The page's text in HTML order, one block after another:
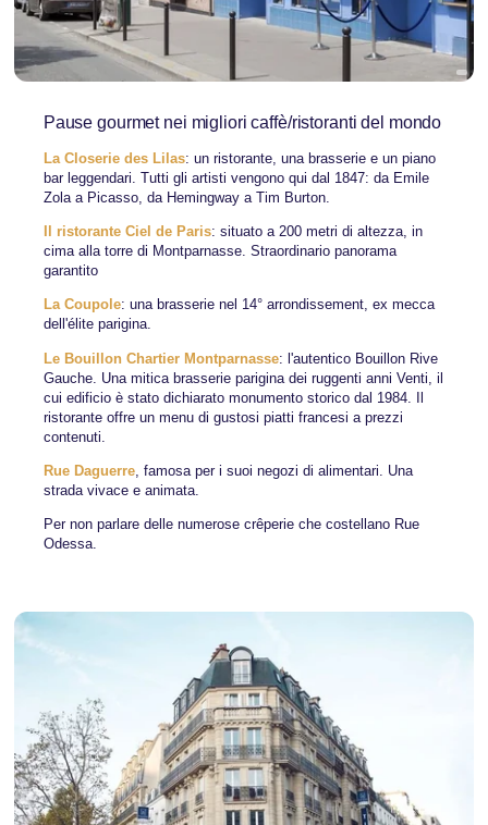
Pause gourmet nei migliori caffè/ristoranti del mondo
La Closerie des Lilas: un ristorante, una brasserie e un piano
bar leggendari. Tutti gli artisti vengono qui dal 1847: da Emile
Zola a Picasso, da Hemingway a Tim Burton.
Il ristorante Ciel de Paris: situato a 200 metri di altezza, in
cima alla torre di Montparnasse. Straordinario panorama
garantito
La Coupole: una brasserie nel 14° arrondissement, ex mecca
dell'élite parigina.
Le Bouillon Chartier Montparnasse: l'autentico Bouillon Rive
Gauche. Una mitica brasserie parigina dei ruggenti anni Venti, il
cui edificio è stato dichiarato monumento storico dal 1984. Il
ristorante offre un menu di gustosi piatti francesi a prezzi
contenuti.
Rue Daguerre, famosa per i suoi negozi di alimentari. Una
strada vivace e animata.
Per non parlare delle numerose crêperie che costellano Rue
Odessa.